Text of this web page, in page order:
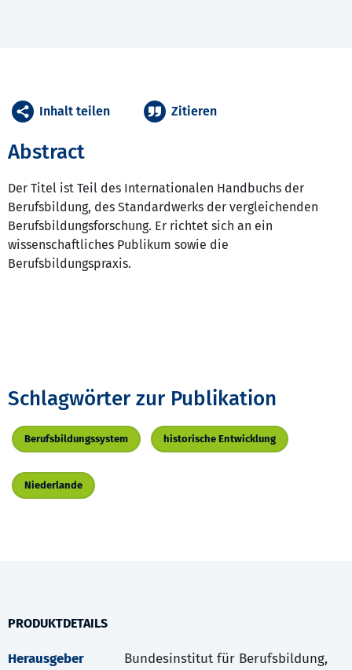
Abstract
Der Titel ist Teil des Internationalen Handbuchs der
Berufsbildung, des Standardwerks der vergleichenden
Berufsbildungsforschung. Er richtet sich an ein
wissenschaftliches Publikum sowie die
Berufsbildungspraxis.
Inhalt teilen Zitieren
Schlagwörter zur Publikation
Berufsbildungssystem historische Entwicklung
Niederlande
PRODUKTDETAILS
Herausgeber
Bundesinstitut für Berufsbildung,